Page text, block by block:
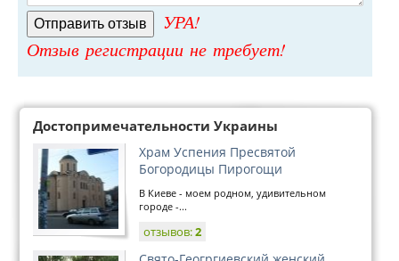
УРА!
Отзыв регистрации не требует!
Достопримечательности Украины
Храм Успения Пресвятой
Богородицы Пирогощи
В Киеве - моем родном, удивительном
городе -...
отзывов:2